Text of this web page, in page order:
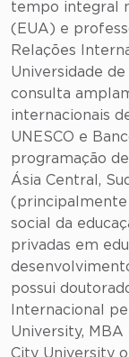
tempo integral
(EUA) e
Relações
Universidade
consulta
internacionais
UNESCO e
programação
Ásia Central,
(principalmente
social da
privadas em
possui
Internacional
University,
City University